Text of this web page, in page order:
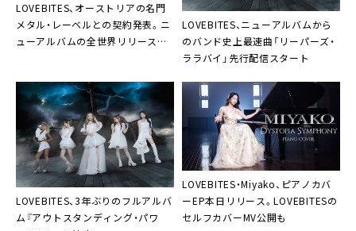
LOVEBITES、オーストリアの名門
メタル・レーベルとの契約発表。ニ
ューアルバムの全世界リリース決
LOVEBITES、ニューアルバムから
のバンド史上最速曲「リーパーズ・
ララバイ」先行配信スタート
LOVEBITES、3年ぶりのフルアルバ
ム『アウトスタンディング・パワ
LOVEBITES・Miyako、ピアノカバ
ーEP本日リリース。LOVEBITESの
セルフカバーMV公開も